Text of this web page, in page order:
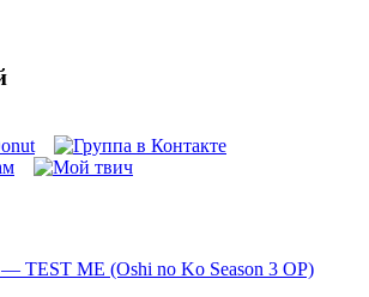
TEST ME (Oshi no Ko Season 3 OP)